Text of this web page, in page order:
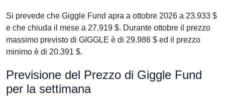
Si prevede che Giggle Fund apra a ottobre 2026 a 23.933 $
e che chiuda il mese a 27.919 $. Durante ottobre il prezzo
massimo previsto di GIGGLE è di 29.986 $ ed il prezzo
minimo è di 20.391 $.
Previsione del Prezzo di Giggle Fund
per la settimana